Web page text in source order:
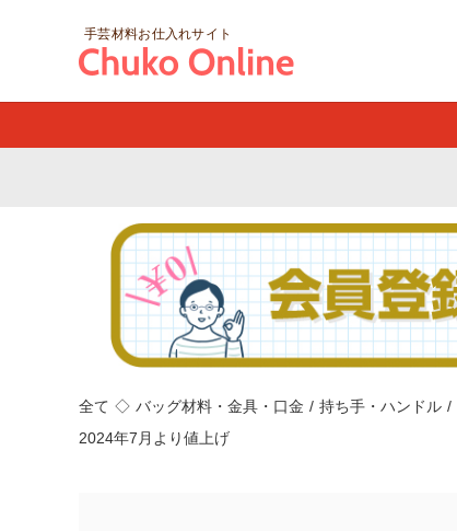
全て ◇ バッグ材料・金具・口金 / 持ち手・ハンドル /
2024年7月より値上げ
手芸材料お仕入れサイト